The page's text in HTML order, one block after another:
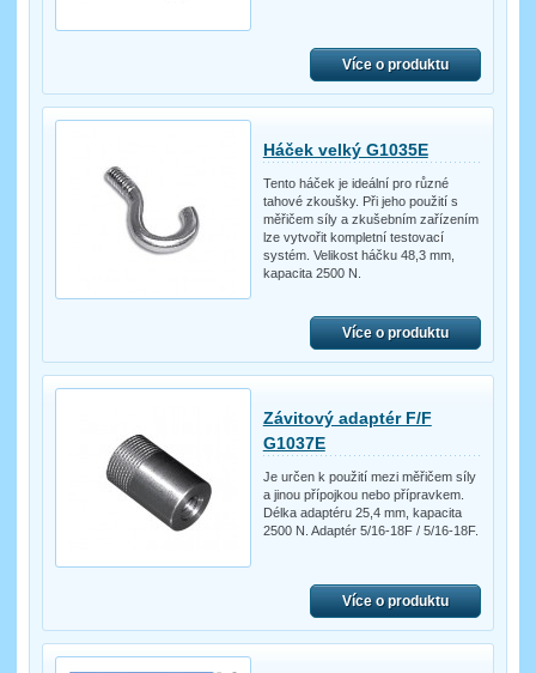
Více o produktu
Háček velký G1035E
Tento háček je ideální pro různé
tahové zkoušky. Při jeho použití s
měřičem síly a zkušebním zařízením
lze vytvořit kompletní testovací
systém. Velikost háčku 48,3 mm,
kapacita 2500 N.
Více o produktu
Závitový adaptér F/F
G1037E
Je určen k použití mezi měřičem síly
a jinou přípojkou nebo přípravkem.
Délka adaptéru 25,4 mm, kapacita
2500 N. Adaptér 5/16-18F / 5/16-18F.
Více o produktu